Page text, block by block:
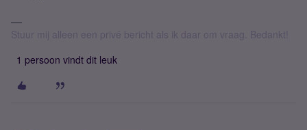
Stuur mij alleen een privé bericht als ik daar om vraag. Bedankt!
1 persoon vindt dit leuk